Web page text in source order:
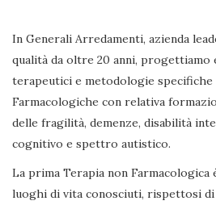
In Generali Arredamenti, azienda
qualità da oltre 20 anni, progettiamo
terapeutici e metodologie
Farmacologiche con relativa
delle fragilità, demenze, disabilità
cognitivo e spettro autistico.
La prima Terapia non Farmacologica
luoghi di vita conosciuti, rispettosi